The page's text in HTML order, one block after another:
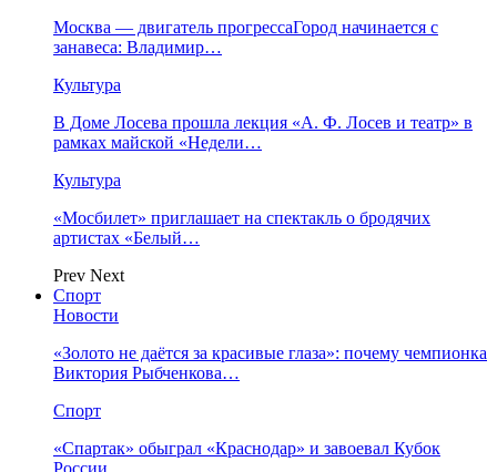
Москва — двигатель прогрессаГород начинается с
занавеса: Владимир…
Культура
В Доме Лосева прошла лекция «А. Ф. Лосев и театр» в
рамках майской «Недели…
Культура
«Мосбилет» приглашает на спектакль о бродячих
артистах «Белый…
Prev Next
Спорт
Новости
«Золото не даётся за красивые глаза»: почему чемпионка
Виктория Рыбченкова…
Спорт
«Спартак» обыграл «Краснодар» и завоевал Кубок
России